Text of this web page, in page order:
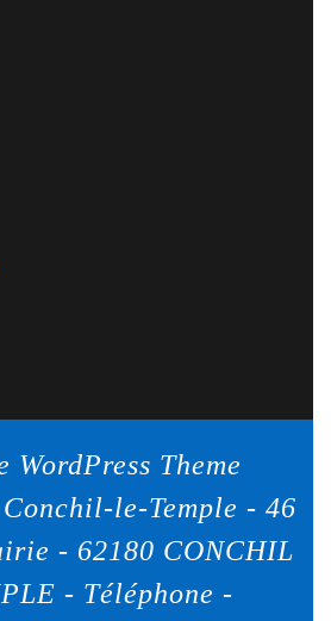
WordPress Theme
Conchil-le-Temple - 46
- 62180 CONCHIL
- Téléphone -